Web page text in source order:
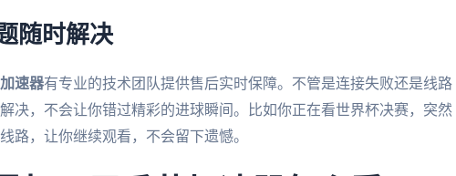
随时解决
速器有专业的技术团队提供售后实时保障。不管是连接失败还是线路
决，不会让你错过精彩的进球瞬间。比如你正在看世界杯决赛，突然
路，让你继续观看，不会留下遗憾。